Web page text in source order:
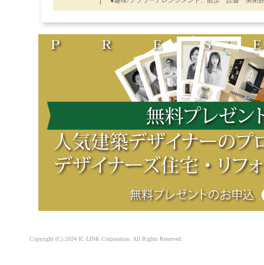
Copyright (C) 2024 IC LINK Corporation. All Rights Reserved.